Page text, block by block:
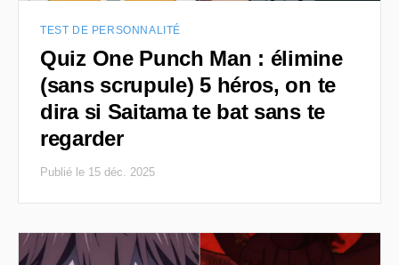
TEST DE PERSONNALITÉ
Quiz One Punch Man : élimine
(sans scrupule) 5 héros, on te
dira si Saitama te bat sans te
regarder
Publié le 15 déc. 2025